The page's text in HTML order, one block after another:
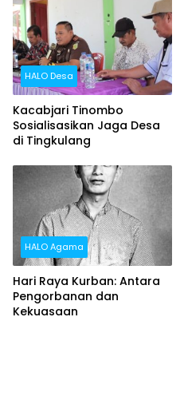
HALO Desa
Kacabjari Tinombo
Sosialisasikan Jaga Desa
di Tingkulang
HALO Agama
Hari Raya Kurban: Antara
Pengorbanan dan
Kekuasaan